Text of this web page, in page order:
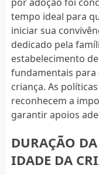
tempo ideal para
iniciar sua
dedicado pela
estabelecimento
fundamentais para
criança. As
reconhecem a
garantir apoios
DURAÇÃO
IDADE DA